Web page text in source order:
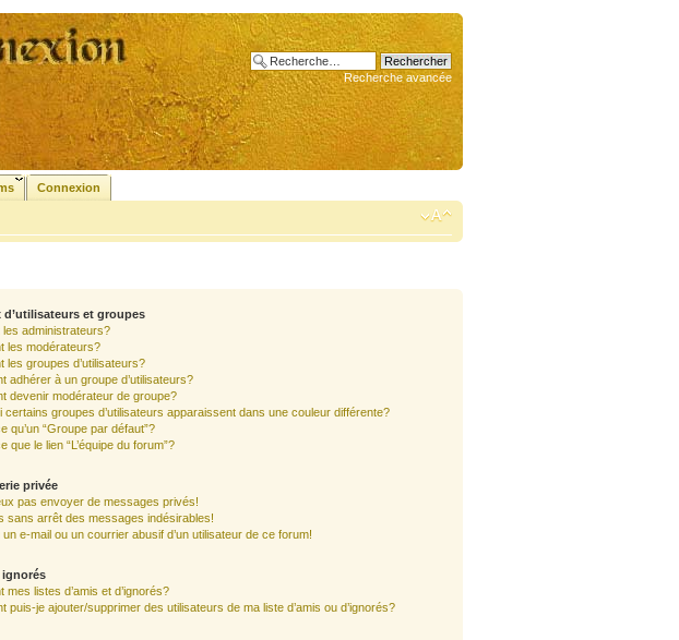
Recherche avancée
Connexion
d’utilisateurs et groupes
les administrateurs?
les modérateurs?
les groupes d’utilisateurs?
adhérer à un groupe d’utilisateurs?
devenir modérateur de groupe?
certains groupes d’utilisateurs apparaissent dans une couleur différente?
qu’un “Groupe par défaut”?
que le lien “L’équipe du forum”?
privée
pas envoyer de messages privés!
sans arrêt des messages indésirables!
un e-mail ou un courrier abusif d’un utilisateur de ce forum!
ignorés
mes listes d’amis et d’ignorés?
puis-je ajouter/supprimer des utilisateurs de ma liste d’amis ou d’ignorés?